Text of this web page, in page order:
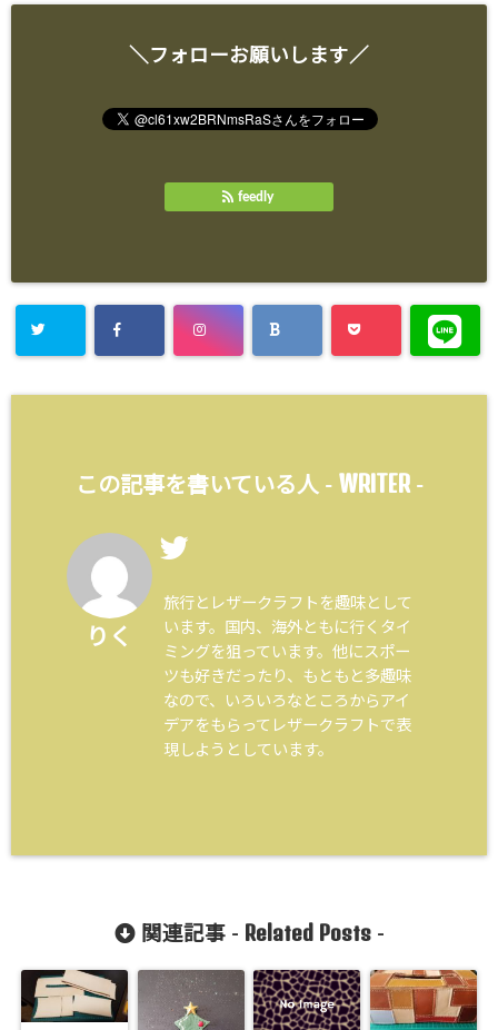
＼フォローお願いします／
feedly
この記事を書いている人 - WRITER-
りく
旅行とレザークラフトを趣味として
います。国内、海外ともに行くタイ
ミングを狙っています。他にスポー
ツも好きだったり、もともと多趣味
なので、いろいろなところからアイ
デアをもらってレザークラフトで表
現しようとしています。
関連記事 - Related Posts-